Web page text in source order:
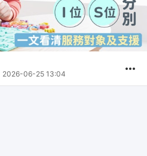
2026-06-25 13:04